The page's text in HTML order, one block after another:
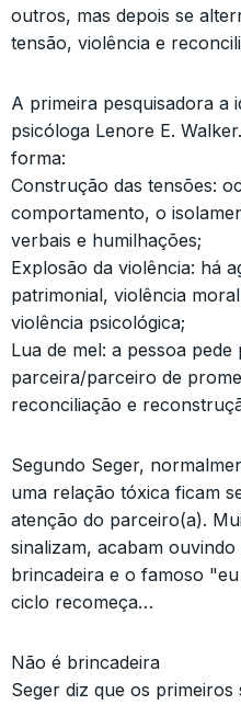
outros, mas depois se
tensão, violência e
A primeira pesquisadora a
psicóloga Lenore E.
forma:
Construção das tensões:
comportamento, o
verbais e humilhações;
Explosão da violência: há
patrimonial, violência
violência psicológica;
Lua de mel: a pessoa
parceira/parceiro de
reconciliação e
Segundo Seger,
uma relação tóxica ficam
atenção do parceiro(a).
sinalizam, acabam
brincadeira e o famoso
ciclo recomeça…
Não é brincadeira
Seger diz que os